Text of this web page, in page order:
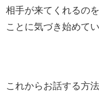
相手が来てくれるの
ことに気づき始めて
これからお話する方